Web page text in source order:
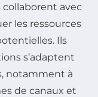
collaborent avec
les ressources
Ils
s’adaptent
notamment à
de canaux et